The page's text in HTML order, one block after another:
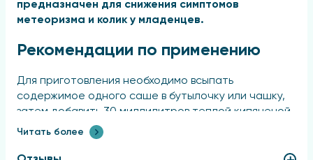
предназначен для снижения симптомов
метеоризма и колик у младенцев.
Рекомендации по применению
Для приготовления необходимо всыпать
содержимое одного саше в бутылочку или чашку,
затем добавить 30 миллилитров теплой кипяченой
воды (примерно две столовые ложки) и тщательно
перемешать до полного растворения.
Читать более